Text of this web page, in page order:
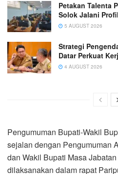
Petakan Talenta
Solok Jalani
5 AUGUST 2026
Strategi
Datar Perkuat
4 AUGUST 2026
Pengumuman Bupati-Wakil
sejalan dengan Pengumuman
dan Wakil Bupati Masa
dilaksanakan dalam rapat